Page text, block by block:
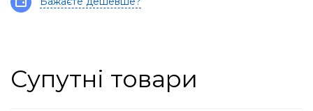
Супутні товари